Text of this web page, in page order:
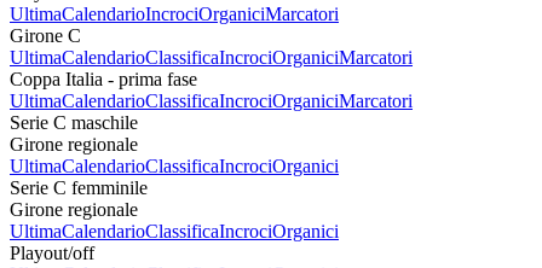
UltimaCalendarioIncrociOrganiciMarcatori
Girone C
UltimaCalendarioClassificaIncrociOrganiciMarcatori
Coppa Italia - prima fase
UltimaCalendarioClassificaIncrociOrganiciMarcatori
Serie C maschile
Girone regionale
UltimaCalendarioClassificaIncrociOrganici
Serie C femminile
Girone regionale
UltimaCalendarioClassificaIncrociOrganici
Playout/off